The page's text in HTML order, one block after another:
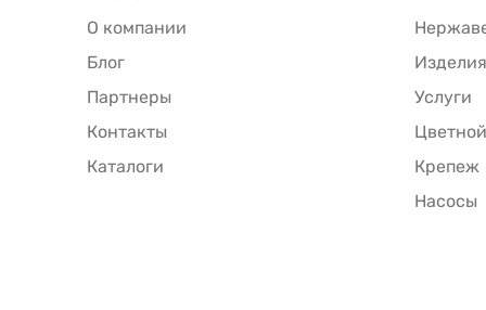
О компании
Блог
Партнеры
Контакты
Каталоги
Изделия
Услуги
Крепеж
Насосы